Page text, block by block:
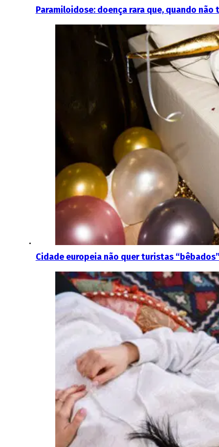
Paramiloidose: doença rara que, quando
Cidade europeia não quer turistas